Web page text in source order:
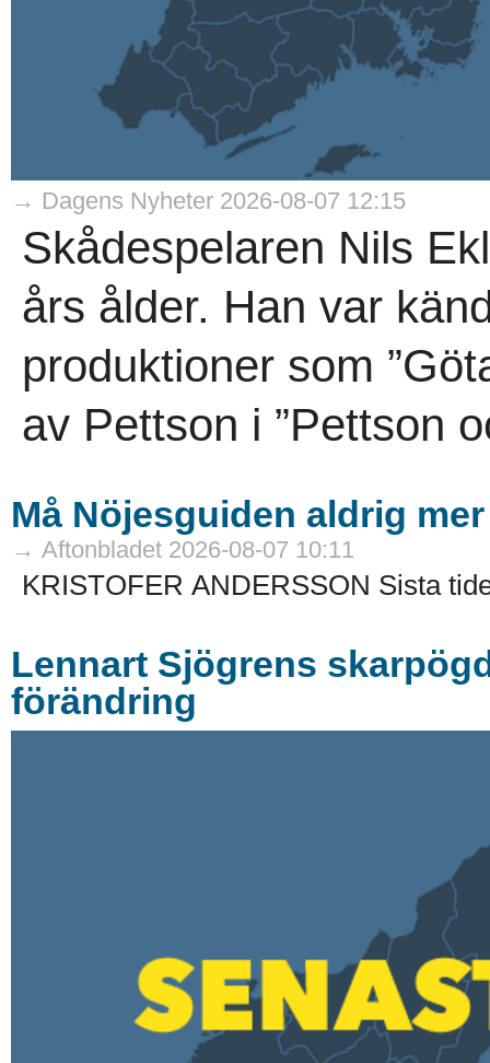
→ Dagens Nyheter 2026-08-07 12:15
Skådespelaren Nils
års ålder. Han var
produktioner som
av Pettson i ”Pettson
Må Nöjesguiden aldrig
→ Aftonbladet 2026-08-07 10:11
KRISTOFER ANDERSSON Sista
Lennart Sjögrens
förändring